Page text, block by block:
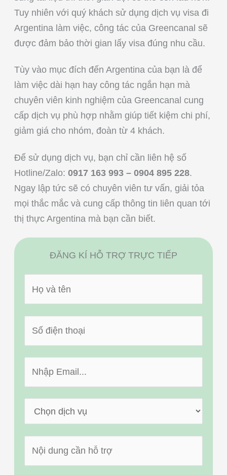
Tuy nhiên với quý khách sử dụng dịch vụ visa đi
Argentina làm việc, công tác của Greencanal sẽ
được đảm bảo thời gian lấy visa đúng nhu cầu.
Tùy vào mục đích đến Argentina của bạn là để
làm việc dài hạn hay công tác ngắn hạn mà
chuyên viên kinh nghiệm của Greencanal cung
cấp dịch vụ phù hợp nhằm giúp tiết kiệm chi phí,
giảm giá cho nhóm, đoàn từ 4 khách.
Để sử dụng dịch vụ, bạn chỉ cần liên hệ số
Hotline/Zalo: 0917 163 993 – 0904 895 228.
Ngay lập tức sẽ có chuyên viên tư vấn, giải tỏa
mọi thắc mắc và cung cấp thông tin liên quan tới
thị thực Argentina mà bạn cần biết.
ĐĂNG KÍ HỖ TRỢ TRỰC TIẾP